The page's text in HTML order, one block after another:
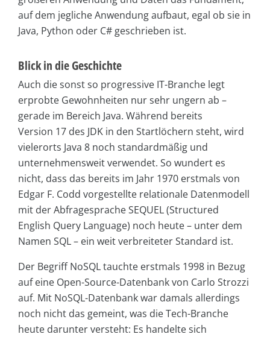
auf dem jegliche Anwendung aufbaut, egal ob sie in
Java, Python oder C# geschrieben ist.
Blick in die Geschichte
Auch die sonst so progressive IT-Branche legt
erprobte Gewohnheiten nur sehr ungern ab –
gerade im Bereich Java. Während bereits
Version 17 des JDK in den Startlöchern steht, wird
vielerorts Java 8 noch standardmäßig und
unternehmensweit verwendet. So wundert es
nicht, dass das bereits im Jahr 1970 erstmals von
Edgar F. Codd vorgestellte relationale Datenmodell
mit der Abfragesprache SEQUEL (Structured
English Query Language) noch heute – unter dem
Namen SQL – ein weit verbreiteter Standard ist.
Der Begriff NoSQL tauchte erstmals 1998 in Bezug
auf eine Open-Source-Datenbank von Carlo Strozzi
auf. Mit NoSQL-Datenbank war damals allerdings
noch nicht das gemeint, was die Tech-Branche
heute darunter versteht: Es handelte sich